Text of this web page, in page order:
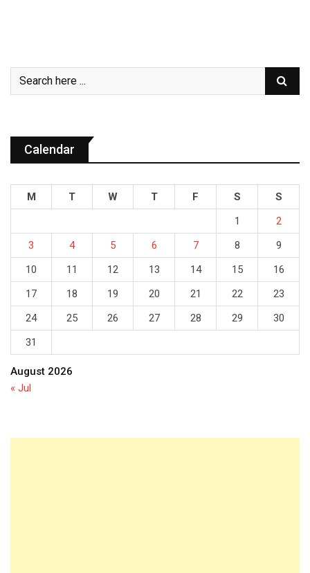
Calendar
August 2026
M T W T F S
S
1
2
3
4 5 6 7 8
9
10
11 12 13 14 15
16
17
18 19 20 21 22
23
24
25 26 27 28 29
30
31
« Jul